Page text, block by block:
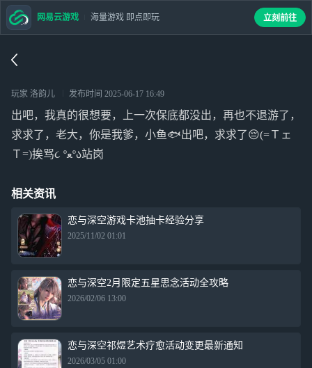
玩家 洛韵儿 发布时间 2025-06-17 16:49
出吧，我真的很想要，上一次保底都没出，再也不退游了，
求求了，老大，你是我爹，小鱼🐟出吧，求求了😔(=Ｔェ
Ｔ=)挨骂૮ ºﻌºა站岗
相关资讯
恋与深空游戏卡池抽卡经验分享
2025/11/02 01:01
恋与深空2月限定五星思念活动全攻略
2026/02/06 13:00
恋与深空祁煜艺术疗愈活动变更最新通知
2026/03/05 01:00
网易云游戏 海量游戏 即点即玩 立刻前往